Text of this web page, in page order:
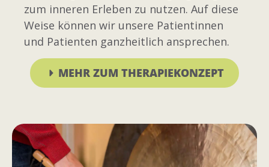
zum inneren Erleben zu nutzen. Auf diese
Weise können wir unsere Patientinnen
und Patienten ganzheitlich ansprechen.
MEHR ZUM THERAPIEKONZEPT